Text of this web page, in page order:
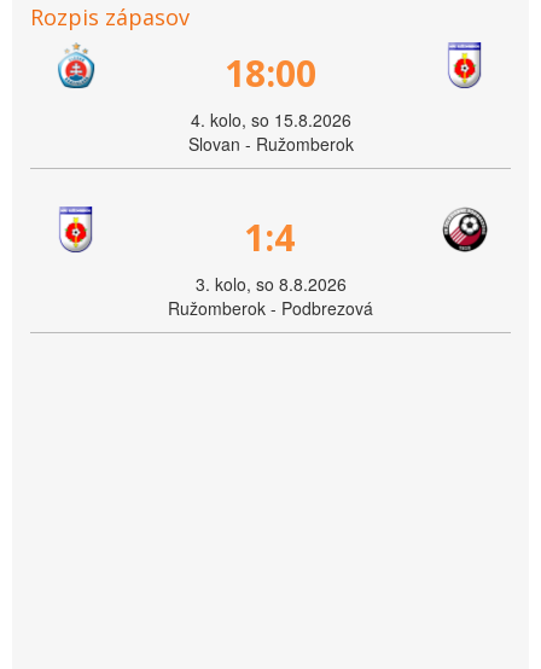
Rozpis zápasov
18:00
4. kolo, so 15.8.2026
Slovan - Ružomberok
1:4
3. kolo, so 8.8.2026
Ružomberok - Podbrezová